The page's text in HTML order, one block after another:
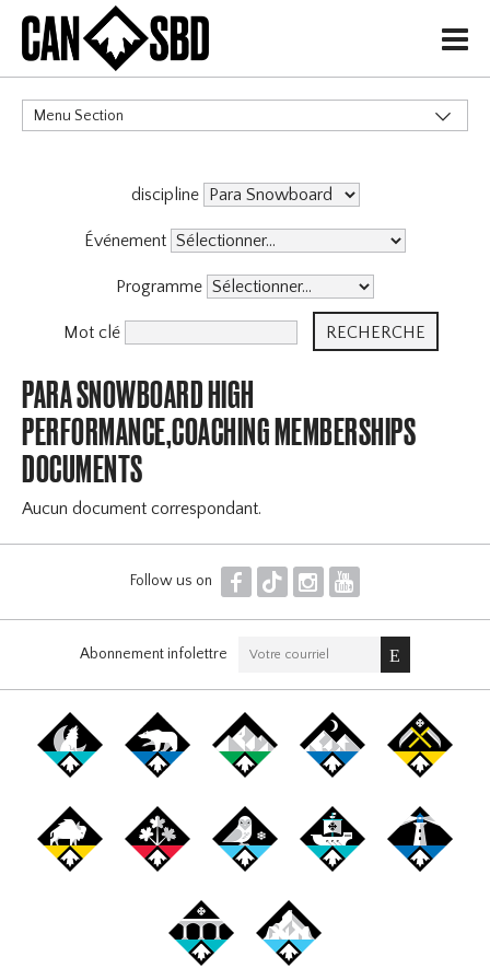
H
Menu Section
discipline
Événement
Programme
Mot clé
PARA SNOWBOARD HIGH
PERFORMANCE,COACHING MEMBERSHIPS
DOCUMENTS
Aucun document correspondant.
Follow us on F T I Y
Abonnement infolettre